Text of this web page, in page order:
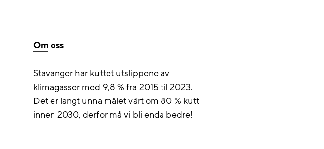
Om oss
Stavanger har kuttet utslippene av
klimagasser med 9,8 % fra 2015 til 2023.
Det er langt unna målet vårt om 80 % kutt
innen 2030, derfor må vi bli enda bedre!